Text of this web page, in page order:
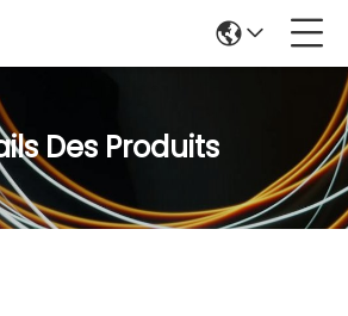
Des Produits